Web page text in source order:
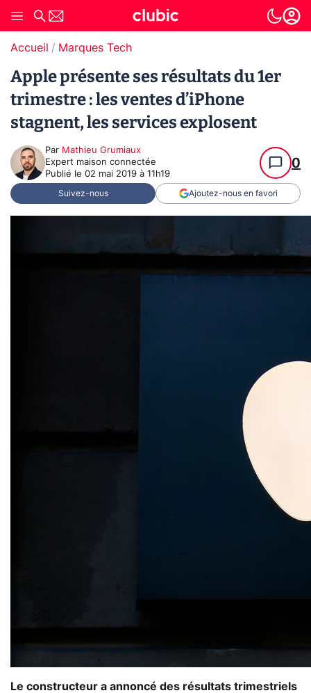
Accueil Marques Tech
Apple présente ses résultats du 1er
trimestre : les ventes d’iPhone
stagnent, les services explosent
Par Mathieu Grumiaux
Expert maison connectée
Publié le 02 mai 2019 à 11h19
0
Suivez-nous Ajoutez-nous en favori
Le constructeur a annoncé des résultats trimestriels